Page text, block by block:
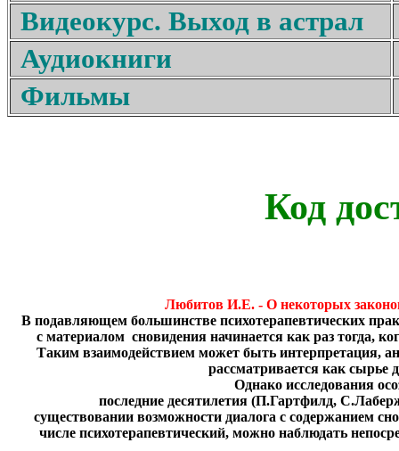
Видеокурс. Выход в астрал
Аудиокниги
Фильмы
Код
Любитов И.Е. - О некоторых
В подавляющем большинстве психотерапевтических
с материалом сновидения начинается как раз тогда,
Таким взаимодействием может быть интерпретация,
рассматривается как
Однако исследования
последние десятилетия (П.Гартфилд,
существовании возможности диалога с содержанием
числе психотерапевтический, можно наблюдать